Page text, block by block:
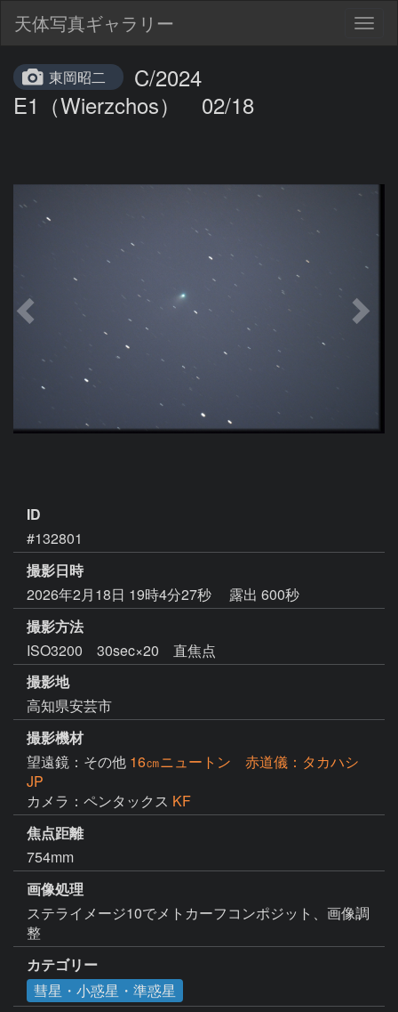
天体写真ギャラリー
東岡昭二
C/2024
E1（Wierzchos） 02/18
ID
#132801
撮影日時
2026年2月18日 19時4分27秒
露出 600秒
撮影方法
ISO3200 30sec×20 直焦点
撮影地
高知県安芸市
撮影機材
望遠鏡：その他 16㎝ニュートン 赤道儀：タカハシ
JP
カメラ：ペンタックス KF
焦点距離
754mm
画像処理
ステライメージ10でメトカーフコンポジット、画像調
整
カテゴリー
彗星・小惑星・準惑星